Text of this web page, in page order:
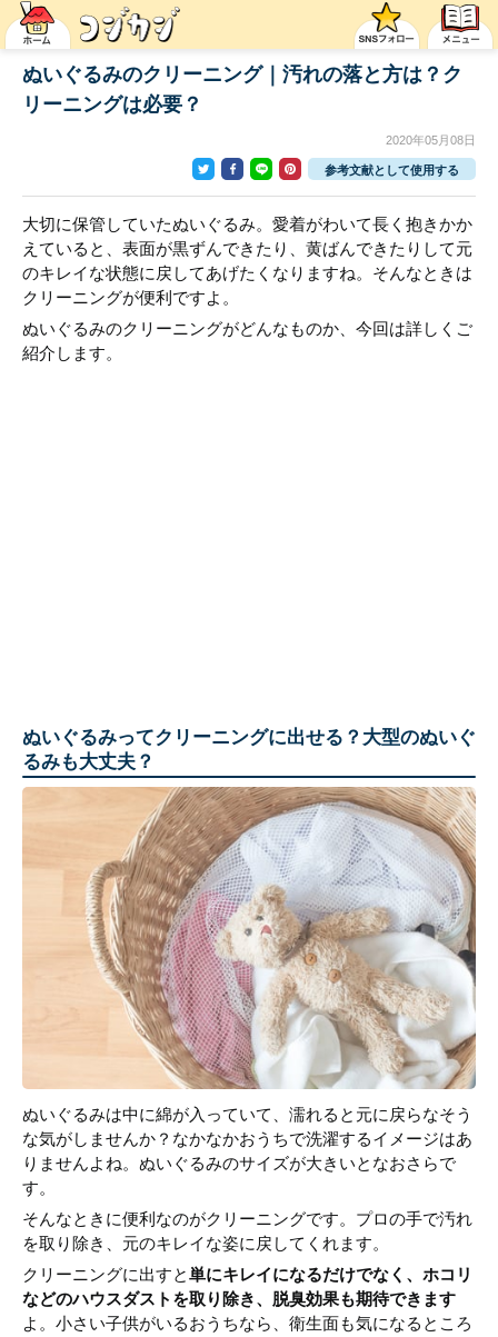
ぬいぐるみのクリーニング｜汚れの落と方は？ク
リーニングは必要？
2020年05月08日
参考文献として使用する
大切に保管していたぬいぐるみ。愛着がわいて長く抱きかか
えていると、表面が黒ずんできたり、黄ばんできたりして元
のキレイな状態に戻してあげたくなりますね。そんなときは
クリーニングが便利ですよ。
ぬいぐるみのクリーニングがどんなものか、今回は詳しくご
紹介します。
ぬいぐるみってクリーニングに出せる？大型のぬいぐ
るみも大丈夫？
ぬいぐるみは中に綿が入っていて、濡れると元に戻らなそう
な気がしませんか？なかなかおうちで洗濯するイメージはあ
りませんよね。ぬいぐるみのサイズが大きいとなおさらで
す。
そんなときに便利なのがクリーニングです。プロの手で汚れ
を取り除き、元のキレイな姿に戻してくれます。
クリーニングに出すと単にキレイになるだけでなく、ホコリ
などのハウスダストを取り除き、脱臭効果も期待できます
よ。小さい子供がいるおうちなら、衛生面も気になるところ